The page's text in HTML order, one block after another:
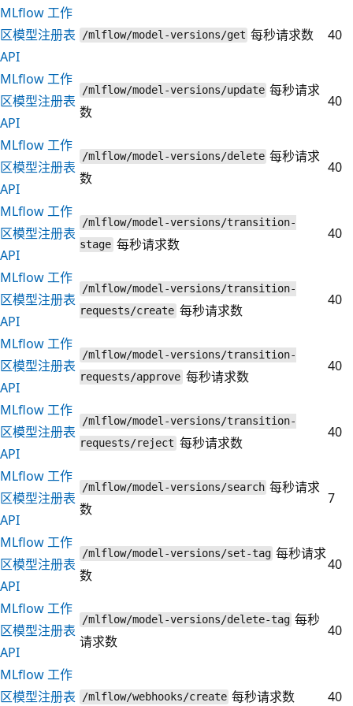
MLflow 工作
区模型注册表
API
/mlflow/model-versions/get 每秒请求数 40
MLflow 工作
区模型注册表
API
/mlflow/model-versions/update 每秒请求
数
40
MLflow 工作
区模型注册表
API
/mlflow/model-versions/delete 每秒请求
数
40
MLflow 工作
区模型注册表
API
/mlflow/model-versions/transition-
stage 每秒请求数
40
MLflow 工作
区模型注册表
API
/mlflow/model-versions/transition-
requests/create 每秒请求数
40
MLflow 工作
区模型注册表
API
/mlflow/model-versions/transition-
requests/approve 每秒请求数
40
MLflow 工作
区模型注册表
API
/mlflow/model-versions/transition-
requests/reject 每秒请求数
40
MLflow 工作
区模型注册表
API
/mlflow/model-versions/search 每秒请求
数
7
MLflow 工作
区模型注册表
API
/mlflow/model-versions/set-tag 每秒请求
数
40
MLflow 工作
区模型注册表
API
/mlflow/model-versions/delete-tag 每秒
请求数
40
MLflow 工作
区模型注册表
/mlflow/webhooks/create 每秒请求数 40